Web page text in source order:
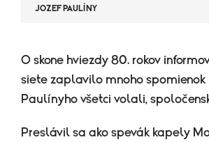
JOZEF PAULÍNY
​O skone hviezdy 80. rokov
siete zaplavilo mnoho
Paulínyho všetci volali,
Preslávil sa ako spevák kapely